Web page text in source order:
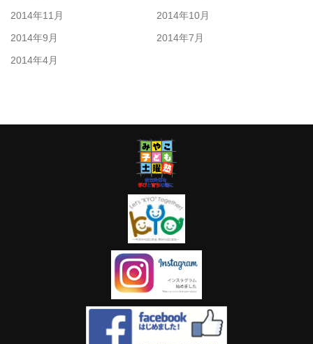
2014年11月
2014年10月
2014年9月
2014年7月
2014年4月